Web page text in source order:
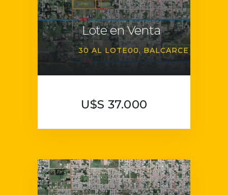
Lote en Venta
30 AL LOTE00 BALCARCE
U$S 37.000